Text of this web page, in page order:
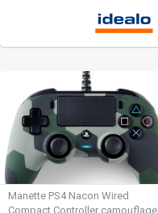
Manette PS4 Nacon Wired
Compact Controller camouflage